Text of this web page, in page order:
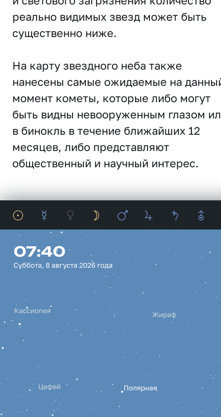
реально видимых звезд может быть
существенно ниже.
На карту звездного неба также
нанесены самые ожидаемые на
момент кометы, которые либо могут
быть видны невооруженным глазом
в бинокль в течение ближайших 12
месяцев, либо представляют
общественный и научный интерес.